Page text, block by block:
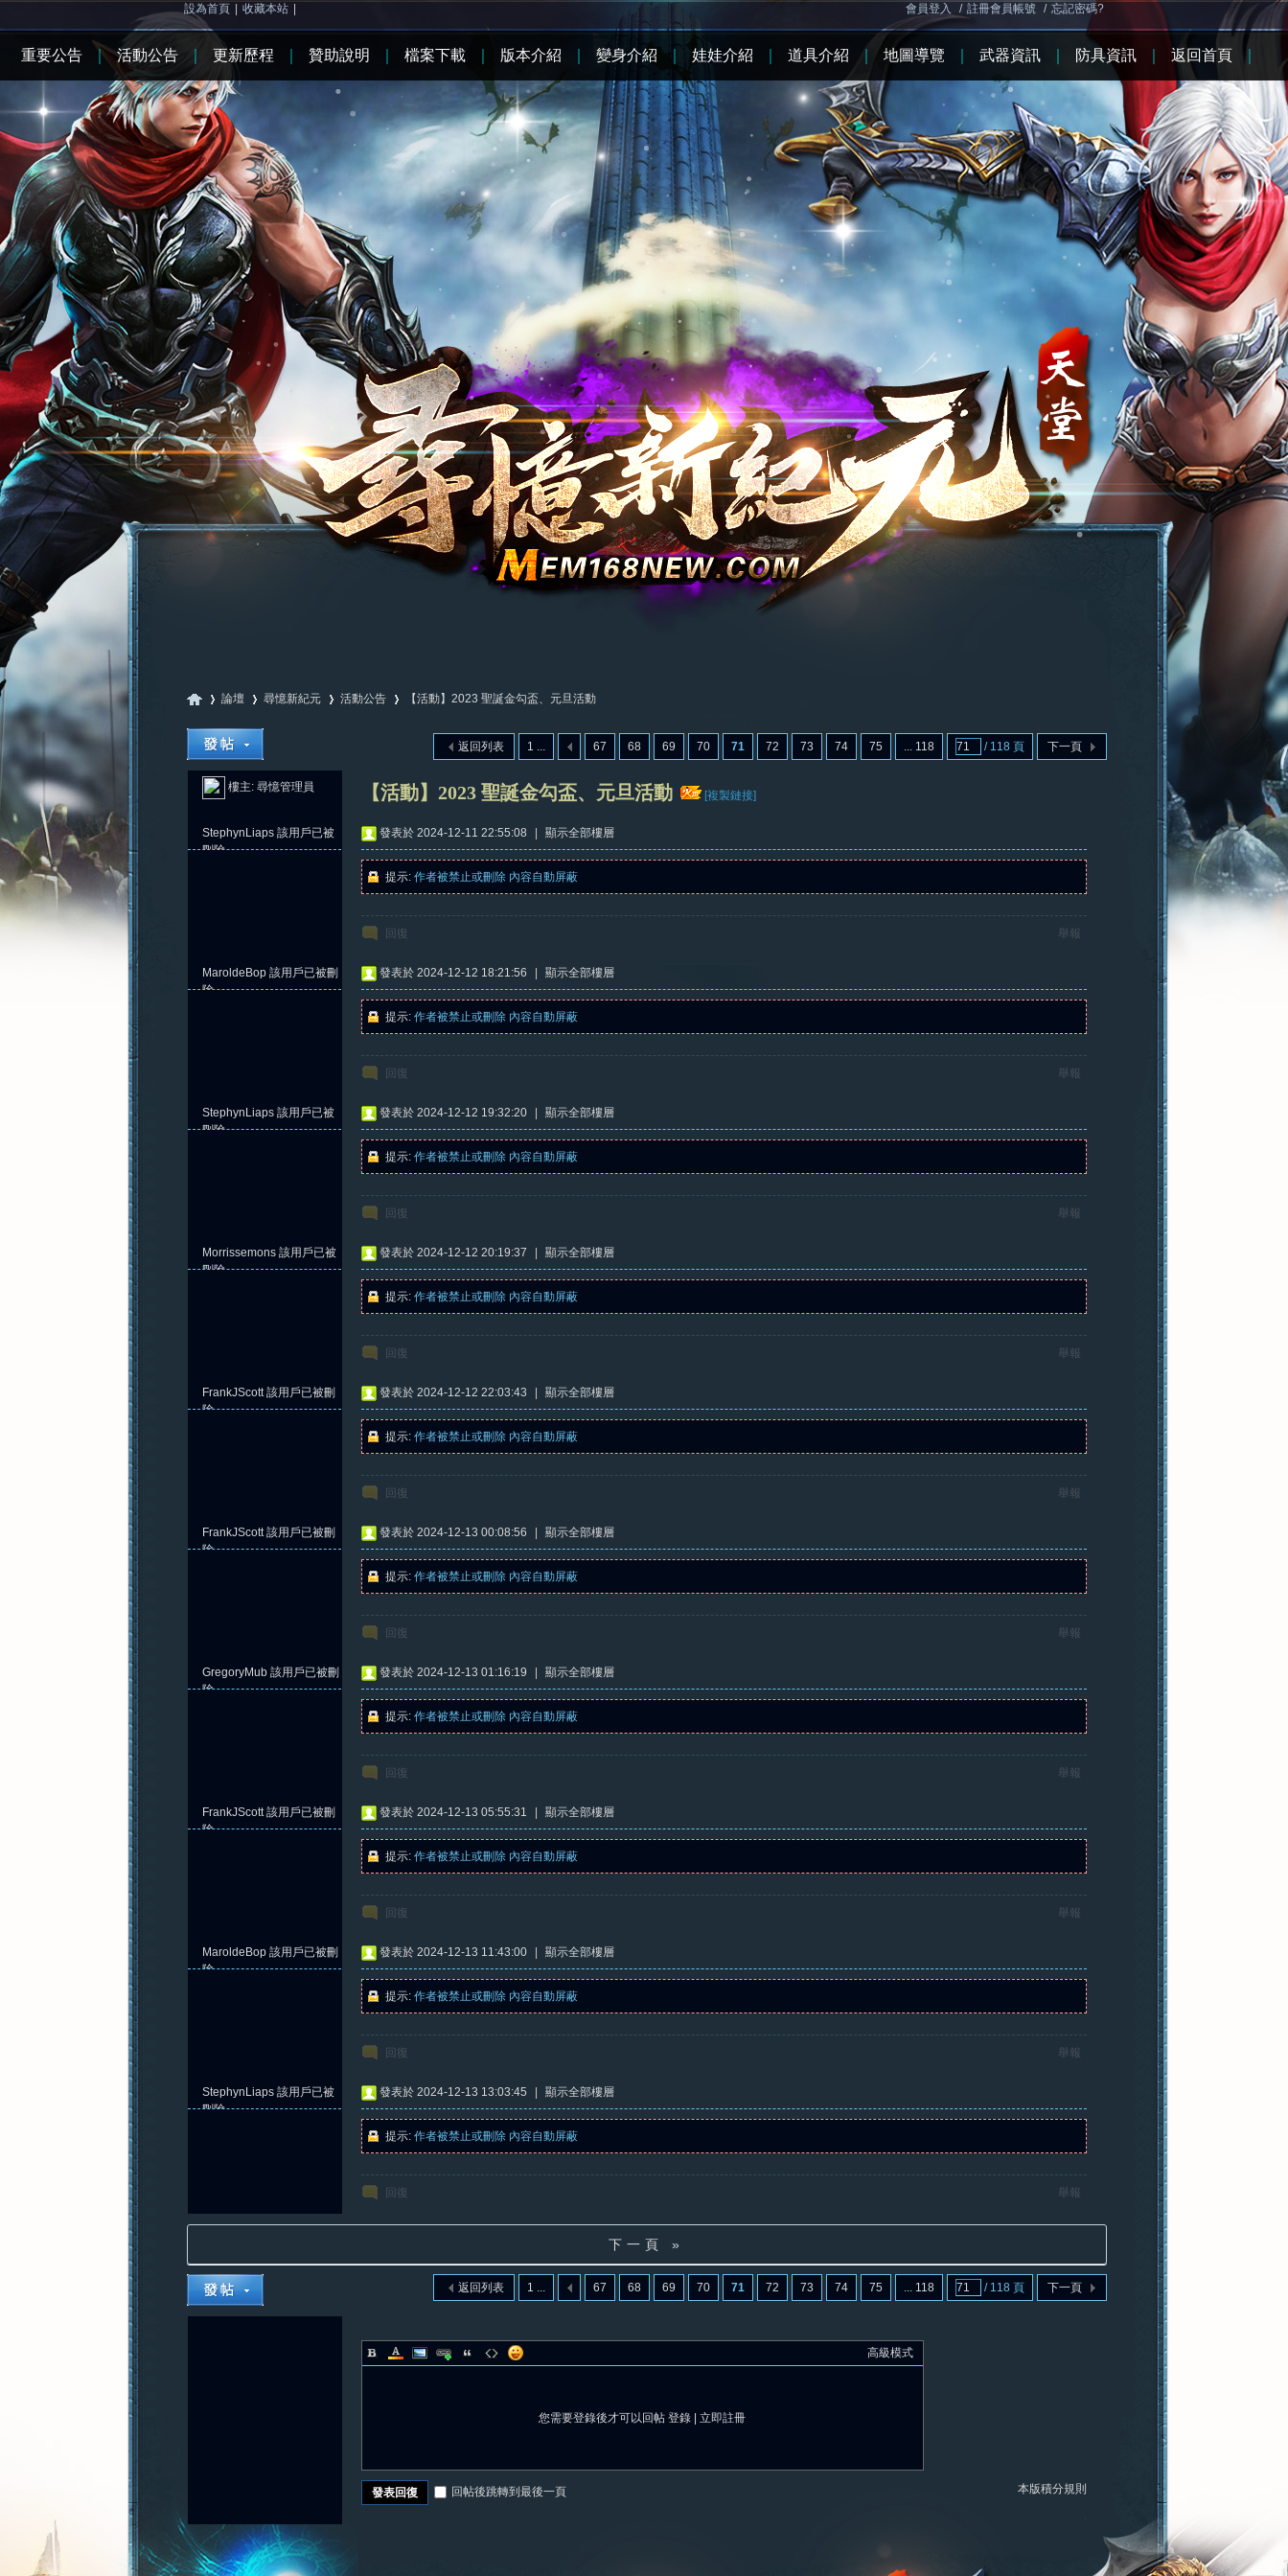
設為首頁 收藏本站 會員登入 / 註冊會員帳號 / 忘記密碼?
元
»
論壇
›
尋憶新紀元 活動公告
›
【活動】2023 聖誕金勾盃、元旦活動
1 ... 67 68 69 70 71 72 73 74 75 ... 118 / 118 頁 下一頁
返回列表
樓主: 尋憶管理員 【活動】2023 聖誕金勾盃、元旦活動 [複製鏈接]
StephynLiaps 該用戶已被
刪除
發表於 2024-12-11 22:55:08 顯示全部樓層
提示: 作者被禁止或刪除 內容自動屏蔽
回復 舉報
MaroldeBop 該用戶已被刪
除
發表於 2024-12-12 18:21:56 顯示全部樓層
提示: 作者被禁止或刪除 內容自動屏蔽
回復 舉報
StephynLiaps 該用戶已被
刪除
發表於 2024-12-12 19:32:20 顯示全部樓層
提示: 作者被禁止或刪除 內容自動屏蔽
回復 舉報
Morrissemons 該用戶已被
刪除
發表於 2024-12-12 20:19:37 顯示全部樓層
提示: 作者被禁止或刪除 內容自動屏蔽
回復 舉報
FrankJScott該用戶已被刪
除
發表於 2024-12-12 22:03:43 顯示全部樓層
提示: 作者被禁止或刪除 內容自動屏蔽
回復 舉報
FrankJScott該用戶已被刪
除
發表於 2024-12-13 00:08:56 顯示全部樓層
提示: 作者被禁止或刪除 內容自動屏蔽
回復 舉報
GregoryMub 該用戶已被刪
除
發表於 2024-12-13 01:16:19 顯示全部樓層
提示: 作者被禁止或刪除 內容自動屏蔽
回復 舉報
FrankJScott該用戶已被刪
除
發表於 2024-12-13 05:55:31 顯示全部樓層
提示: 作者被禁止或刪除 內容自動屏蔽
回復 舉報
MaroldeBop 該用戶已被刪
除
發表於 2024-12-13 11:43:00 顯示全部樓層
提示: 作者被禁止或刪除 內容自動屏蔽
回復 舉報
StephynLiaps 該用戶已被
刪除
發表於 2024-12-13 13:03:45 顯示全部樓層
提示: 作者被禁止或刪除 內容自動屏蔽
回復 舉報
下一頁 »
1 ... 67 68 69 70 71 72 73 74 75 ... 118 / 118 頁 下一頁
返回列表
高級模式
您需要登錄後才可以回帖 登錄 立即註冊
本版積分規則
發表回復 回帖後跳轉到最後一頁